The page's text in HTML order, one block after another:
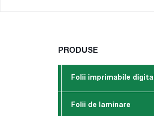
PRODUSE
Folii imprimabile digital
Folii de laminare